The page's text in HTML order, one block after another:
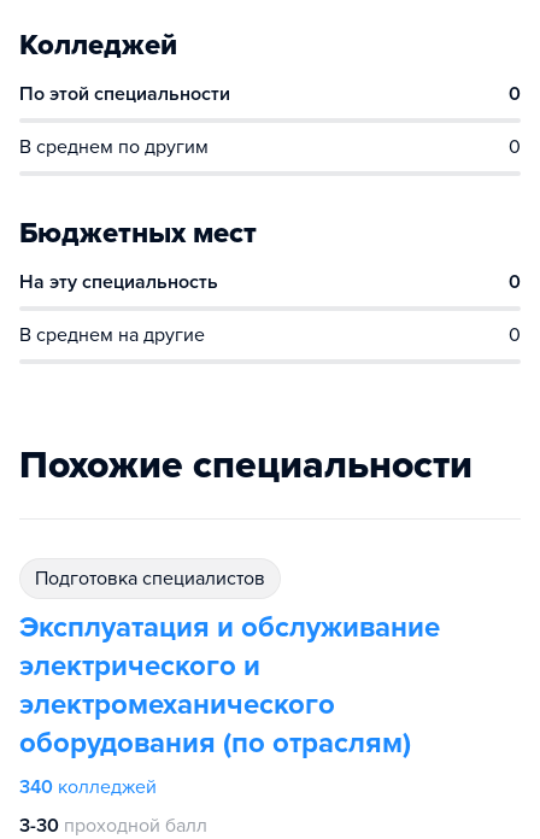
Колледжей
По этой специальности 0
В среднем по другим 0
Бюджетных мест
На эту специальность 0
В среднем на другие 0
Похожие специальности
подготовка специалистов
Эксплуатация и обслуживание
электрического и
электромеханического
оборудования (по отраслям)
340 колледжей
3-30 проходной балл